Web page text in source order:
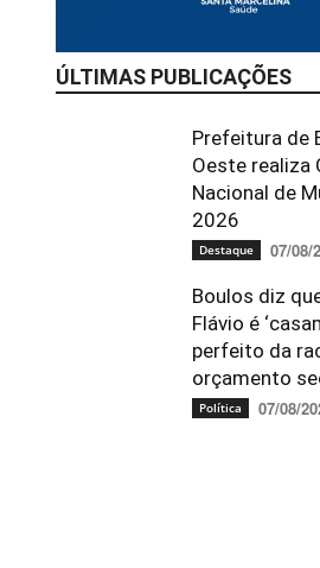
ÚLTIMAS PUBLICAÇÕES
Prefeitura de
Oeste realiza
Nacional de
2026
Destaque 07/08/
Boulos diz
Flávio é
perfeito da
orçamento
Política 07/08/